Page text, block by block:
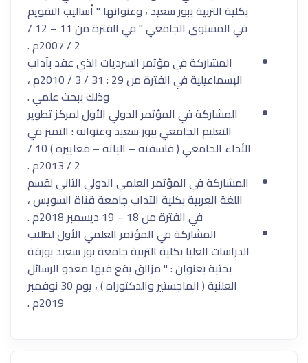
بكلية التربية ببور سعيد ، وعنوانها " أساليب التقويم
في المستوى الجامعي " في الفترة من 11 – 12 /
2 / 2007م .
المشاركة في مؤتمر السرديات الذي عقد بآداب
الإسماعيلية في الفترة من 29 : 31 / 3 / 2010م ،
وذلك ببحث علمي .
المشاركة في المؤتمر الدولي الأول لمركز تطوير
التعليم الجامعي ببور سعيد وعنوانه : التميز في
الأداء الجامعي ( فلسفته – آلياته – معاييره ) 10 /
2 / 2013م .
المشاركة في المؤتمر العلمي الدولي الثاني لقسم
اللغة العربية بكلية الآداب جامعة قناة السويس ،
في الفترة من 18 – 19 ديسمبر 2018م .
المشاركة في المؤتمر العلمي الأول لطلاب
الدراسات العليا بكلية التربية جامعة بور سعيد بورقة
بحثية بعنوان : " مزالق يقع فيها معدو الرسائل
العلنية ( الماجستير والدكتوراه ) ، يوم 30 نوفمبر
2019م .